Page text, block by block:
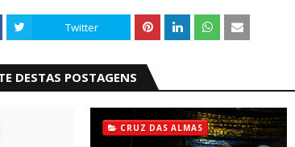
Twitter
DESTAS POSTAGENS
CRUZ DAS ALMAS